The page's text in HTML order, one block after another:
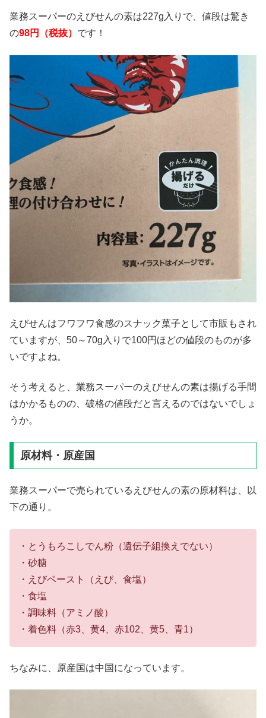
業務スーパーのえびせんの素は227g入りで、値段は驚き
の98円（税抜） です！
えびせんはフワフワ食感のスナック菓子として市販もされ
ていますが、50～70g入りで100円ほどの値段のものが多
いですよね。
そう考えると、業務スーパーのえびせんの素は揚げる手間
はかかるものの、破格の値段だと言えるのではないでしょ
うか。
原材料・原産国
業務スーパーで売られているえびせんの素の原材料は、以
下の通り。
・とうもろこしでん粉（遺伝子組換えでない）
・砂糖
・えびペースト（えび、食塩）
・食塩
・調味料（アミノ酸）
・着色料（赤3、黄4、赤102、黄5、青1）
ちなみに、原産国は中国になっています。